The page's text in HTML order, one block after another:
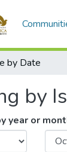
by Date
by
year or